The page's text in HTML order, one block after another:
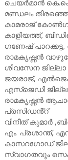
ചെയർമാൻ
മണ്ഡലം
കാമരാജ്
കാളിയത്ത്,
ഗണേഷ്
രാമകൃഷ്ണൻ
ശിവസേന ജില്ലാ
ജയരാജ്,
എസ്ജെഡി
രാമകൃഷ്ണൻ
പ്രസിഡൻ്റ്
വിനീത് കുമാർ
എം. പ്രശാന്ത്,
കാസറഗോഡ്
സ്വാഗതവും